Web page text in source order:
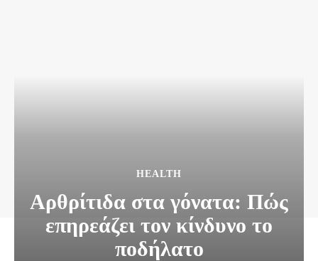
HEALTH
Αρθρίτιδα στα γόνατα: Πώς
επηρεάζει τον κίνδυνο το
ποδήλατο